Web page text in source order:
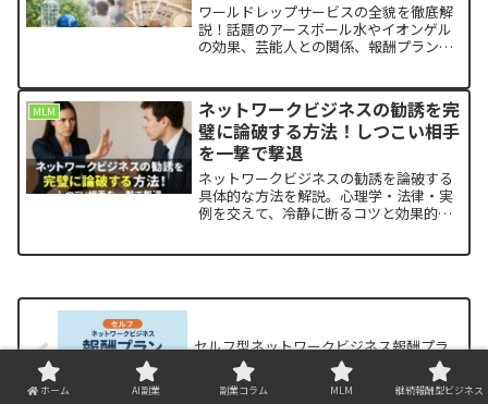
ワールドレップサービスの全貌を徹底解
説！話題のアースボール水やイオンゲル
の効果、芸能人との関係、報酬プランの
ジネス初心者にもわかりやすい完全ガイ
ド。
MLM
ネットワークビジネスの勧誘を完
璧に論破する方法！しつこい相手
を一撃で撃退
ネットワークビジネスの勧誘を論破する
具体的な方法を解説。心理学・法律・実
例を交えて、冷静に断るコツと効果的な
セルフ型ネットワークビジネス報酬プラ
ンの全貌 — 成功モデルと落とし穴
ホーム AI副業 副業コラム MLM 継続報酬型ビジネス